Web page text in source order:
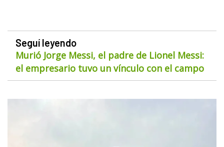
Seguí leyendo
Murió Jorge Messi, el padre de Lionel Messi:
el empresario tuvo un vínculo con el campo